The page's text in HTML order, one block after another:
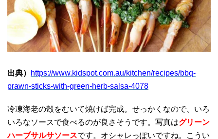
出典）
https://www.kidspot.com.au/kitchen/recipes/bbq-
prawn-sticks-with-green-herb-salsa-4078
冷凍海老の殻をむいて焼けば完成。せっかくなので、いろ
いろなソースで食べるのが良さそうです。写真はグリーン
ハーブサルサソースです。オシャレっぽいですね。こうい